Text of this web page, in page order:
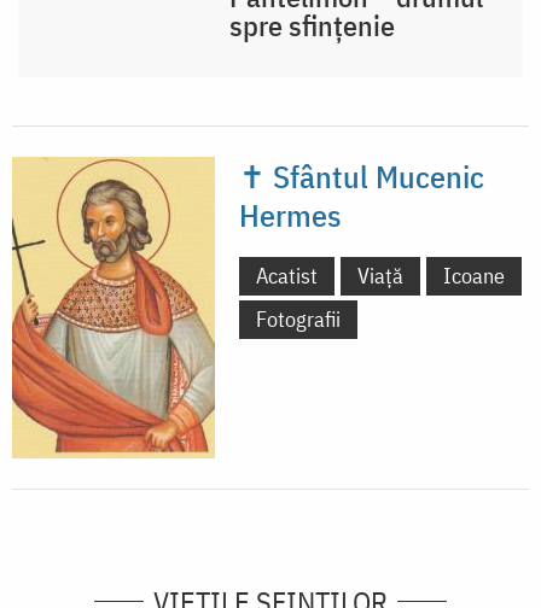
spre sfințenie
✝ Sfântul Mucenic
Hermes
Acatist Viață
Icoane
Fotografii